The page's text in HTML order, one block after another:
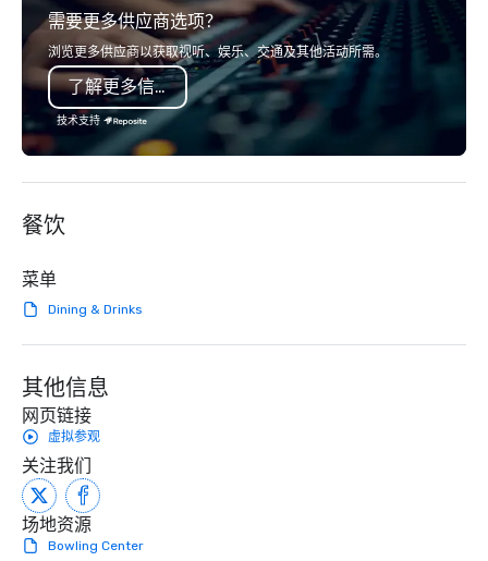
serve, Terramar delivers remarkable
service and innovative solutions for
clients in the incentive, corporate, and
association sectors. Terramar's
services encompass transportation,
tours, team-building, gifting, event
staffing, program logistics, decor and
event design, entertainment,
speaker coordination, sustainability
audience hears a
Spears, Bruno Mars,
melody reimagined
connection. ► How We Elevate Your
Event: We don’t just
aesthetic excellence
需要更多供应商选项？
浏览更多供应商以获取视听、娱乐、交通及其他活动所需。
了解更多信息
技术支持
餐饮
菜单
Dining & Drinks
其他信息
网页链接
虚拟参观
关注我们
场地资源
Bowling Center